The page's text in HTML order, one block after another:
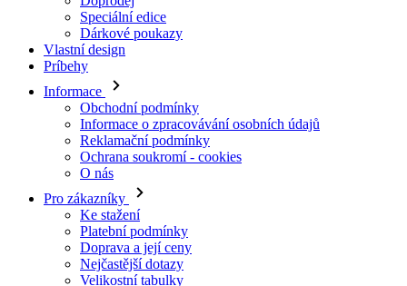
Informace
Obchodní podmínky
Informace o zpracovávání osobních údajů
Reklamační podmínky
Ochrana soukromí - cookies
O nás
Pro zákazníky
Ke stažení
Platební podmínky
Doprava a její ceny
Nejčastější dotazy
Velikostní tabulky
Kontakty
Vrácení zboží
Přihlásit se